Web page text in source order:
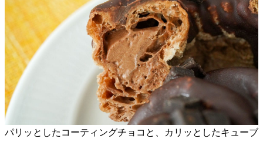
パリッとしたコーティングチョコと、カリッとしたキューブ